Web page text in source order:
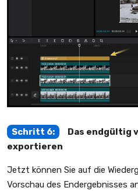
Schritt 6:
Das endgültig
exportieren
Jetzt können Sie auf die
Vorschau des Endergebnisses